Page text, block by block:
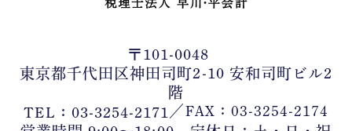
〒101-0048
東京都千代田区神田司町2-10 安和司町ビル2
階
TEL：03-3254-2171 ／ FAX：03-3254-2174